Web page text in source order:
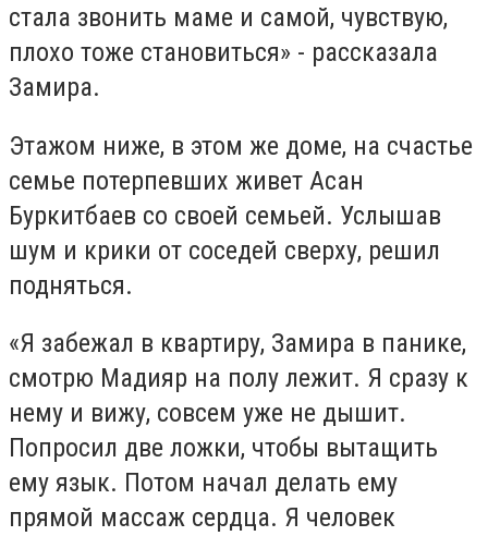
стала звонить маме и самой, чувствую,
плохо тоже становиться» - рассказала
Замира.
Этажом ниже, в этом же доме, на счастье
семье потерпевших живет Асан
Буркитбаев со своей семьей. Услышав
шум и крики от соседей сверху, решил
подняться.
«Я забежал в квартиру, Замира в панике,
смотрю Мадияр на полу лежит. Я сразу к
нему и вижу, совсем уже не дышит.
Попросил две ложки, чтобы вытащить
ему язык. Потом начал делать ему
прямой массаж сердца. Я человек